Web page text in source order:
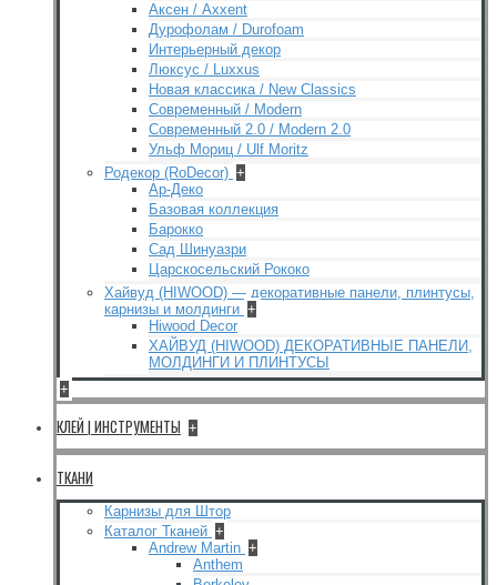
Аксен / Axxent
Дурофолам / Durofoam
Интерьерный декор
Люксус / Luxxus
Новая классика / New Classics
Современный / Modern
Современный 2.0 / Modern 2.0
Ульф Мориц / Ulf Moritz
Родекор (RoDecor) +
Ар-Деко
Базовая коллекция
Барокко
Сад Шинуазри
Царскосельский Рококо
Хайвуд (HIWOOD) — декоративные панели, плинтусы,
карнизы и молдинги +
Hiwood Decor
ХАЙВУД (HIWOOD) ДЕКОРАТИВНЫЕ ПАНЕЛИ,
МОЛДИНГИ И ПЛИНТУСЫ
+
КЛЕЙ | ИНСТРУМЕНТЫ +
ТКАНИ
Карнизы для Штор
Каталог Тканей +
Andrew Martin +
Anthem